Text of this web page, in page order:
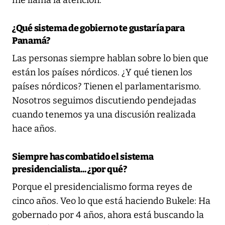
¿Qué sistema de gobierno te gustaría para
Panamá?
Las personas siempre hablan sobre lo bien que
están los países nórdicos. ¿Y qué tienen los
países nórdicos? Tienen el parlamentarismo.
Nosotros seguimos discutiendo pendejadas
cuando tenemos ya una discusión realizada
hace años.
Siempre has combatido el sistema
presidencialista... ¿por qué?
Porque el presidencialismo forma reyes de
cinco años. Veo lo que está haciendo Bukele: Ha
gobernado por 4 años, ahora está buscando la